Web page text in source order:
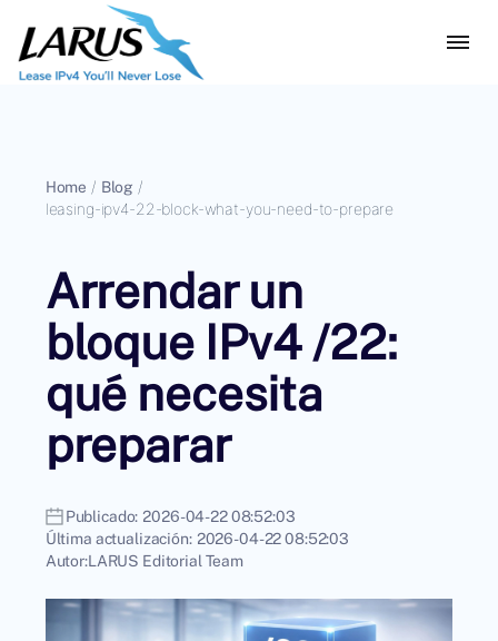
Home / Blog /
leasing-ipv4-22-block-what-you-need-to-prepare
Arrendar un
bloque IPv4 /22:
qué necesita
preparar
Publicado: 2026-04-22 08:52:03
Última actualización: 2026-04-22 08:52:03
Autor:LARUS Editorial Team